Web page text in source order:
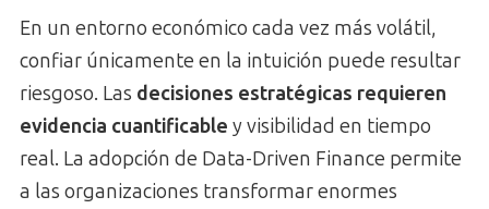
En un entorno económico cada vez más volátil,
confiar únicamente en la intuición puede resultar
riesgoso. Las decisiones estratégicas requieren
evidencia cuantificable y visibilidad en tiempo
real. La adopción de Data-Driven Finance permite
a las organizaciones transformar enormes